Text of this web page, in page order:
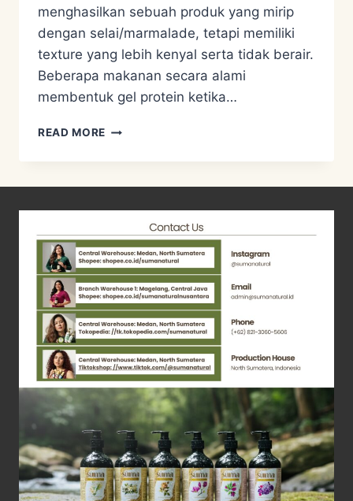
menghasilkan sebuah produk yang mirip
dengan selai/marmalade, tetapi memiliki
texture yang lebih kenyal serta tidak berair.
Beberapa makanan secara alami
membentuk gel protein ketika…
READ MORE FOOD
–